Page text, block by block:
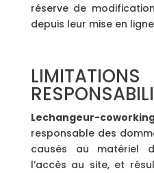
réserve de
depuis leur mise en
Lechangeur-
responsable des
causés au matériel
l’accès au site, et